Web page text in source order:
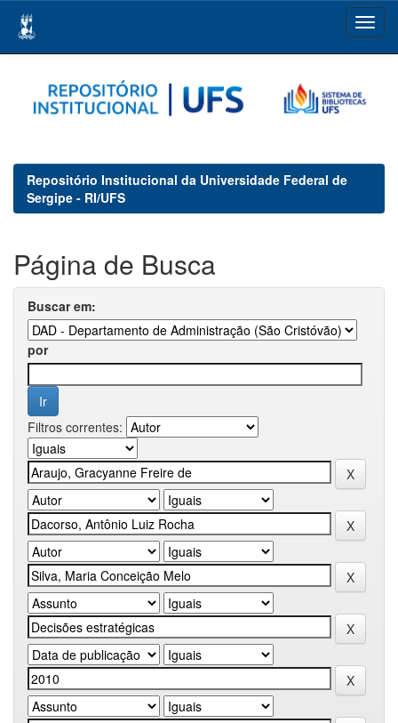
navigation
Repositório Institucional da Universidade Federal de
Sergipe - RI/UFS
Página de Busca
Buscar em:
por
Filtros correntes: